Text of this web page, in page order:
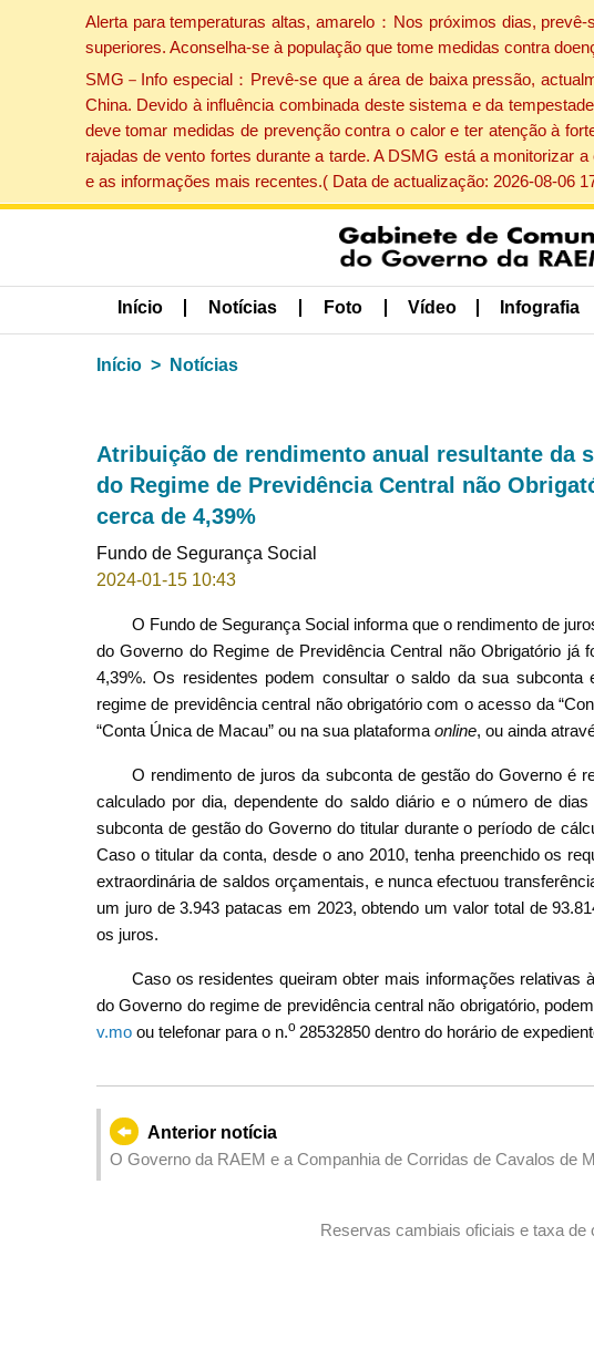
Alerta para temperaturas altas, amarelo：Nos próximos dias,
superiores. Aconselha-se à população que tome medidas contra
SMG－Info especial：Prevê-se que a área de baixa pressão,
China. Devido à influência combinada deste sistema e da
deve tomar medidas de prevenção contra o calor e ter atenção à
rajadas de vento fortes durante a tarde. A DSMG está a monitorizar
e as informações mais recentes.( Data de actualização: 2026-08-06
Início Notícias Foto Vídeo Infografia
Início Notícias
Atribuição de rendimento anual resultante da
do Regime de Previdência Central não
cerca de 4,39%
Fundo de Segurança Social
2024-01-15 10:43
O Fundo de Segurança Social informa que o rendimento de
do Governo do Regime de Previdência Central não Obrigatório
4,39%. Os residentes podem consultar o saldo da sua
regime de previdência central não obrigatório com o acesso da
“Conta Única de Macau” ou na sua plataforma online, ou ainda
O rendimento de juros da subconta de gestão do Governo é
calculado por dia, dependente do saldo diário e o número de
subconta de gestão do Governo do titular durante o período de
Caso o titular da conta, desde o ano 2010, tenha preenchido os
extraordinária de saldos orçamentais, e nunca efectuou
um juro de 3.943 patacas em 2023, obtendo um valor total de
os juros.
Caso os residentes queiram obter mais informações relativas
do Governo do regime de previdência central não obrigatório,
v.mo ou telefonar para o n.o 28532850 dentro do horário de
Anterior notícia
O Governo da RAEM e a Companhia de Corridas de Cavalos de